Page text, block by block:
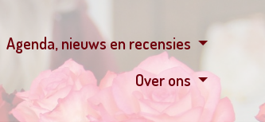
Agenda, nieuws en recensies
Over ons